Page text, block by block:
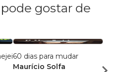
gostar de
60 dias para mudar
Maurício Solfa